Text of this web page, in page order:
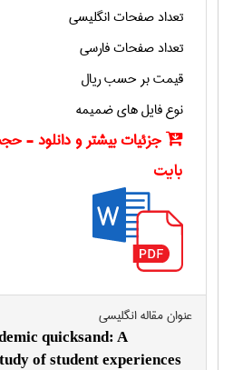
تعداد صفحات انگليسی
تعداد صفحات فارسی
قیمت بر حسب ریال
نوع فایل های ضمیمه
جزئیات بیشتر و دانلود -
بایت
عنوان مقاله انگليسی
quicksand: A
of student experiences